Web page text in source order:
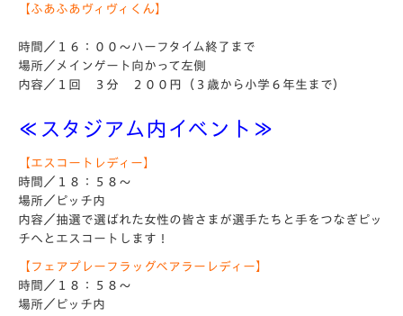
【ふあふあヴィヴィくん】
時間／１６：００～ハーフタイム終了まで
場所／メインゲート向かって左側
内容／１回 ３分 ２００円（３歳から小学６年生まで）
≪スタジアム内イベント≫
【エスコートレディー】
時間／１８：５８～
場所／ピッチ内
内容／抽選で選ばれた女性の皆さまが選手たちと手をつなぎピッ
チへとエスコートします！
【フェアプレーフラッグベアラーレディー】
時間／１８：５８～
場所／ピッチ内